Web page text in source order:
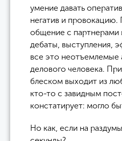
умение давать
негатив и провокацию.
общение с партнерами
дебаты, выступления,
все это неотъемлемые
делового человека.
блеском выходит из
кто-то с завидным
констатирует: могло
Но как, если на